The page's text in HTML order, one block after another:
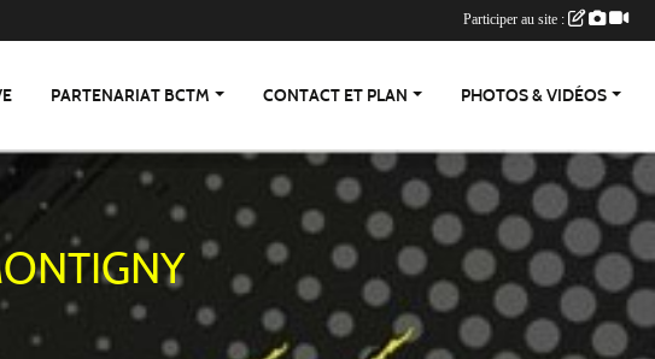
PARTENARIAT BCTM CONTACT ET PLAN PHOTOS & VIDÉOS
Participer au site :